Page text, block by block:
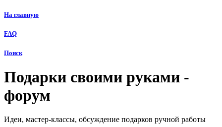
На главную
FAQ
Поиск
Подарки своими руками -
форум
Идеи, мастер-классы, обсуждение подарков ручной работы